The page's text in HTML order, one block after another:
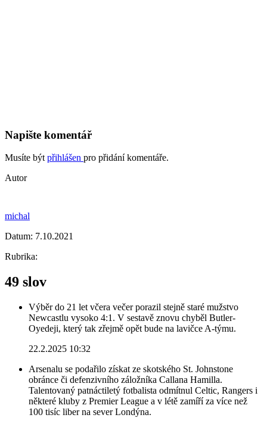
Napište komentář
Musíte být přihlášen pro přidání komentáře.
Autor
michal
Datum: 7.10.2021
Rubrika:
49 slov
Výběr do 21 let včera večer porazil stejně staré mužstvo
Newcastlu vysoko 4:1. V sestavě znovu chyběl Butler-
Oyedeji, který tak zřejmě opět bude na lavičce A-týmu.
22.2.2025 10:32
Arsenalu se podařilo získat ze skotského St. Johnstone
obránce či defenzivního záložníka Callana Hamilla.
Talentovaný patnáctiletý fotbalista odmítnul Celtic, Rangers i
některé kluby z Premier League a v létě zamíří za více než
100 tisíc liber na sever Londýna.